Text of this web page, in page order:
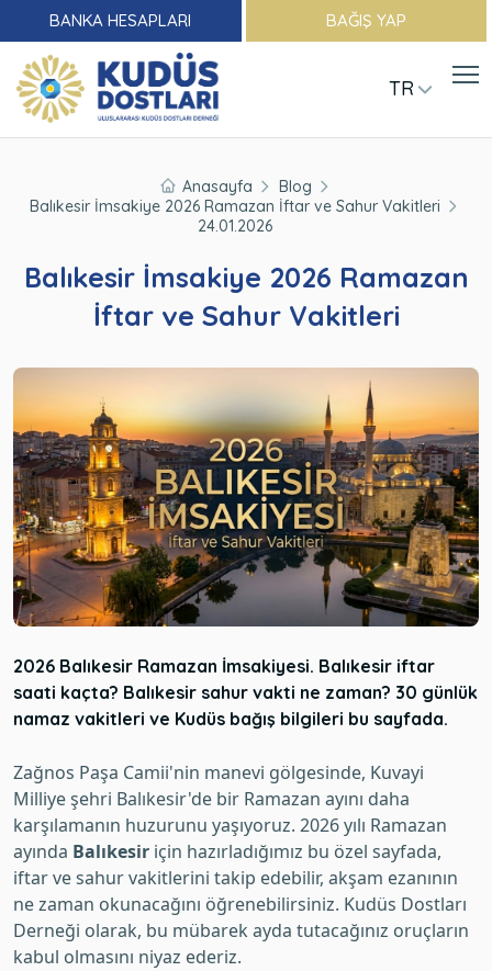
BANKA HESAPLARI BAĞIŞ YAP
TR
Anasayfa
Blog
Balıkesir İmsakiye 2026 Ramazan İftar ve Sahur Vakitleri
24.01.2026
Balıkesir İmsakiye 2026 Ramazan
İftar ve Sahur Vakitleri
2026 Balıkesir Ramazan İmsakiyesi. Balıkesir iftar
saati kaçta? Balıkesir sahur vakti ne zaman? 30 günlük
namaz vakitleri ve Kudüs bağış bilgileri bu sayfada.
Zağnos Paşa Camii'nin manevi gölgesinde, Kuvayi
Milliye şehri Balıkesir'de bir Ramazan ayını daha
karşılamanın huzurunu yaşıyoruz. 2026 yılı Ramazan
ayında Balıkesir için hazırladığımız bu özel sayfada,
iftar ve sahur vakitlerini takip edebilir, akşam ezanının
ne zaman okunacağını öğrenebilirsiniz. Kudüs Dostları
Derneği olarak, bu mübarek ayda tutacağınız oruçların
kabul olmasını niyaz ederiz.